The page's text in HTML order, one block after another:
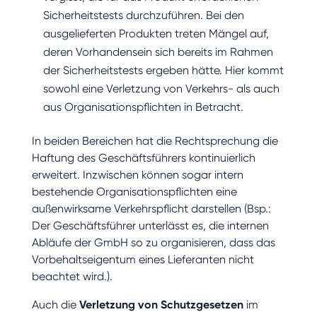
Sicherheitstests durchzuführen. Bei den
ausgelieferten Produkten treten Mängel auf,
deren Vorhandensein sich bereits im Rahmen
der Sicherheitstests ergeben hätte. Hier kommt
sowohl eine Verletzung von Verkehrs- als auch
aus Organisationspflichten in Betracht.
In beiden Bereichen hat die Rechtsprechung die
Haftung des Geschäftsführers kontinuierlich
erweitert. Inzwischen können sogar intern
bestehende Organisationspflichten eine
außenwirksame Verkehrspflicht darstellen (Bsp.:
Der Geschäftsführer unterlässt es, die internen
Abläufe der GmbH so zu organisieren, dass das
Vorbehaltseigentum eines Lieferanten nicht
beachtet wird.).
Auch die Verletzung von Schutzgesetzenim